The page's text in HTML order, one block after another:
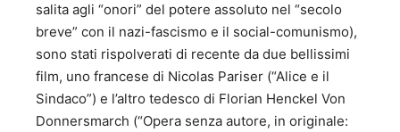
proposte di buon governo” - Marsilio Editore - 1992; 2.
“L’irresistibile vento dell’ovest” - Menzione speciale al
Premio Internazionale di saggistica “Salvatore Valitutti”;
Minerva Editrice - 2001; 3. “Recondite armonie di riforme
diverse” - Premio Presidente Provincia Salerno al premio
internazionale di saggistica “Salvatore Valitutti” - Maggioli
Editore - 2004; 4. “Le utopie possibili. Bel Paese e Buon
salita agli “onori” del potere assoluto nel “secolo
breve” con il nazi-fascismo e il social-comunismo),
sono stati rispolverati di recente da due bellissimi
film, uno francese di Nicolas Pariser (“Alice e il
Sindaco”) e l’altro tedesco di Florian Henckel Von
Donnersmarch (“Opera senza autore, in originale: